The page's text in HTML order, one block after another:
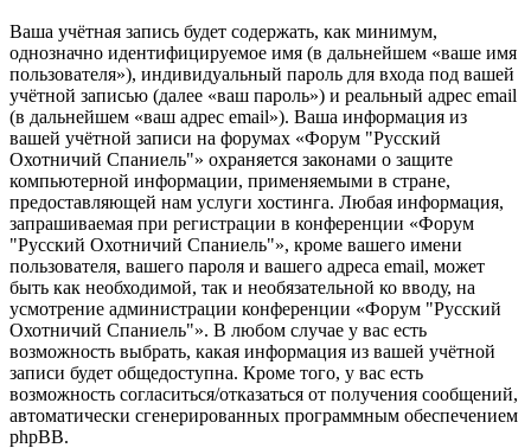
Ваша учётная запись будет содержать, как минимум,
однозначно идентифицируемое имя (в дальнейшем «ваше имя
пользователя»), индивидуальный пароль для входа под вашей
учётной записью (далее «ваш пароль») и реальный адрес email
(в дальнейшем «ваш адрес email»). Ваша информация из
вашей учётной записи на форумах «Форум "Русский
Охотничий Спаниель"» охраняется законами о защите
компьютерной информации, применяемыми в стране,
предоставляющей нам услуги хостинга. Любая информация,
запрашиваемая при регистрации в конференции «Форум
"Русский Охотничий Спаниель"», кроме вашего имени
пользователя, вашего пароля и вашего адреса email, может
быть как необходимой, так и необязательной ко вводу, на
усмотрение администрации конференции «Форум "Русский
Охотничий Спаниель"». В любом случае у вас есть
возможность выбрать, какая информация из вашей учётной
записи будет общедоступна. Кроме того, у вас есть
возможность согласиться/отказаться от получения сообщений,
автоматически сгенерированных программным обеспечением
phpBB.